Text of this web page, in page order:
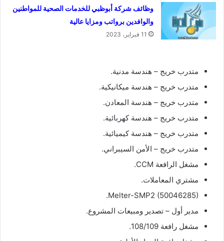
وظائف شركة أبوظبي للخدمات الصحية للمواطنين
والوافدين برواتب ومزايا عالية
11 فبراير، 2023
متدرب خريج – هندسة مدنية.
متدرب خريج – هندسة ميكانيكية.
متدرب خريج – هندسة المعادن.
متدرب خريج – هندسة كهربائية.
متدرب خريج – هندسة كيميائية.
متدرب خريج – الأمن السيبراني.
مشغل الرافعة CCM.
مشتري المعاملات.
Melter-SMP2 (50046285).
مدير أول – تصدير ومبيعات المشروع.
مشغل رافعة 108/109.